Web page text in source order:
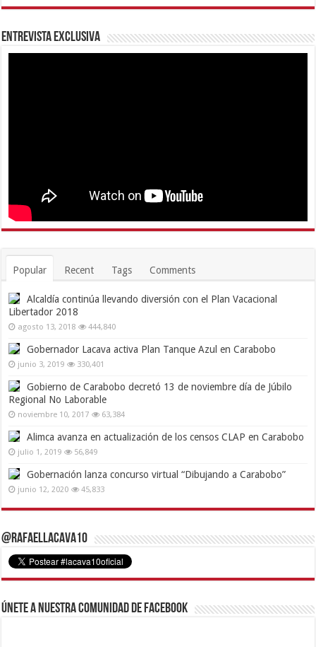
Entrevista Exclusiva
Popular Recent Tags Comments
Alcaldía continúa llevando diversión con el Plan Vacacional
Libertador 2018
agosto 13, 2018 444,840
Gobernador Lacava activa Plan Tanque Azul en Carabobo
junio 3, 2019 330,401
Gobierno de Carabobo decretó 13 de noviembre día de Júbilo
Regional No Laborable
noviembre 10, 2017 63,384
Alimca avanza en actualización de los censos CLAP en Carabobo
julio 1, 2019 56,849
Gobernación lanza concurso virtual “Dibujando a Carabobo”
junio 12, 2020 45,833
@RafaelLacava10
Únete a nuestra comunidad de Facebook